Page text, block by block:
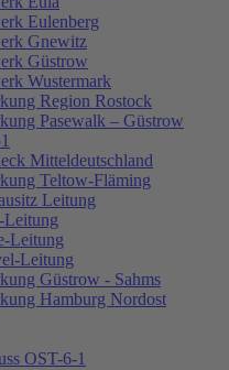
Eulenberg
Gnewitz
Güstrow
Wustermark
Region Rostock
Pasewalk – Güstrow
Mitteldeutschland
Teltow-Fläming
Leitung
Leitung
Leitung
Leitung
Güstrow - Sahms
Hamburg Nordost
OST-6-1